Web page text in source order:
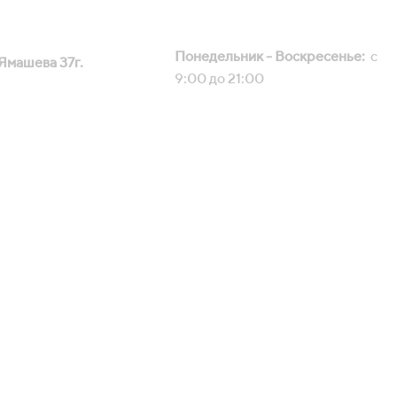
37г. Понедельник - Воскресенье: с
9:00 до 21:00